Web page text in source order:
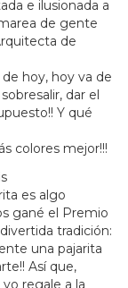
e ilusionada a
de gente
de
hoy, hoy va de
dar el
Y qué
colores mejor!!!
es algo
gané el Premio
tradición:
una pajarita
Así que,
regale a la